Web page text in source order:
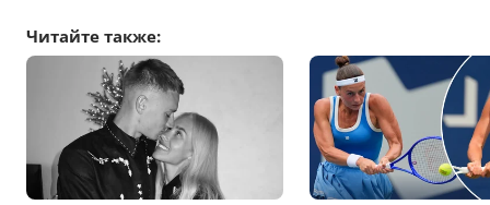
Читайте также: